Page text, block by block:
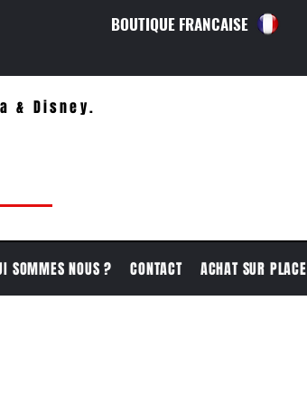
BOUTIQUE FRANCAISE
& Disney.
SOMMES NOUS ? CONTACT ACHAT SUR PLACE